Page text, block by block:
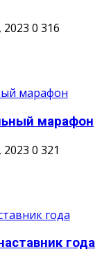
0 316
марафон
0 321
года